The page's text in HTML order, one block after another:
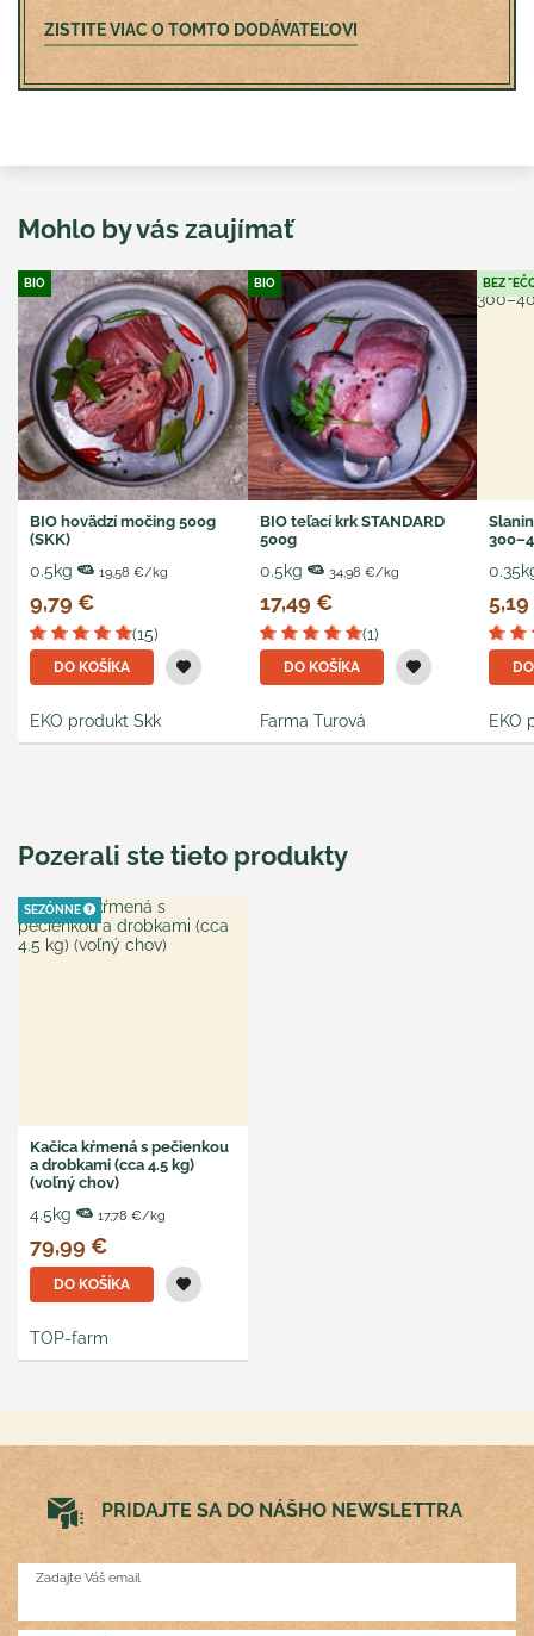
ZISTITE VIAC O TOMTO DODÁVATEĽOVI
Mohlo by vás zaujímať
BIO
BIO hovädzí močing 500g
(SKK)
0.5kg 19,58 €/kg
9,79 €
(15)
DO KOŠÍKA
EKO produkt Skk
BIO
BIO teľací krk STANDARD
500g
0.5kg 34,98 €/kg
17,49 €
(1)
DO KOŠÍKA
Farma Turová
BEZ
EKO
Pozerali ste tieto produkty
SEZÓNNE
Kačica kŕmená s pečienkou
a drobkami (cca 4.5 kg)
(voľný chov)
4.5kg 17,78 €/kg
79,99 €
DO KOŠÍKA
TOP-farm
PRIDAJTE SA DO NÁŠHO NEWSLETTRA
Zadajte Váš email